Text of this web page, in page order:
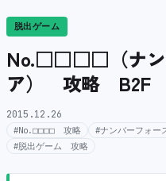
脱出ゲーム
No.□□□□（ナン
ア） 攻略 B2F
2015.12.26
#No.□□□□ 攻略 #ナンバーフォ
#脱出ゲーム 攻略